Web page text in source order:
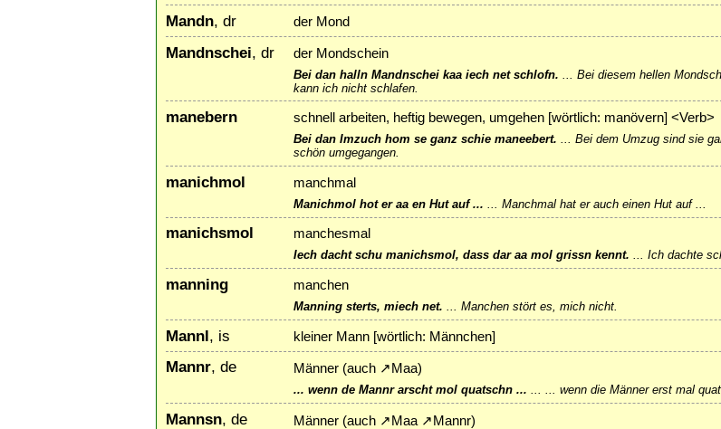
Mandn, dr der Mond
Mandnschei, dr der Mondschein
Bei dan halln Mandnschei kaa iech net schlofn.
Bei diesem hellen
kann ich nicht schlafen.
manebern schnell arbeiten, heftig bewegen, umgehen [wörtlich: manövern] <Verb>
Bei dan Imzuch hom se ganz schie maneebert. ... Bei dem Umzug sind sie
schön umgegangen.
manichmol manchmal
Manichmol hot er aa en Hut auf ... Manchmal hat er auch einen Hut auf ...
manichsmol manchesmal
Iech dacht schu manichsmol, dass dar aa mol grissn kennt. ... Ich dachte
manning manchen
Manning sterts, miech net. Manchen stört es, mich nicht.
Mannl, is kleiner Mann [wörtlich: Männchen]
Mannr, de Männer (auch ↗ Maa)
... wenn de Mannr arscht mol quatschn ... ... ... wenn die Männer erst mal
Mannsn, de Männer (auch ↗ Maa ↗ Mannr)